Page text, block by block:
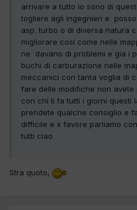
arrivare a tutto io sono di
togliere agli ingegnieri e
asp. turbo o di diversa natura
migliorare cosi come nelle
ne davano di problemi e gia i
buchi di carburazione nelle
meccanici con tanta voglia di
fare delle modifiche non avete
con chi li fa tutti i giorni questi
prendete qualche consiglio e
difficile e x favore parliamo
tutti ciao
Stra quoto,